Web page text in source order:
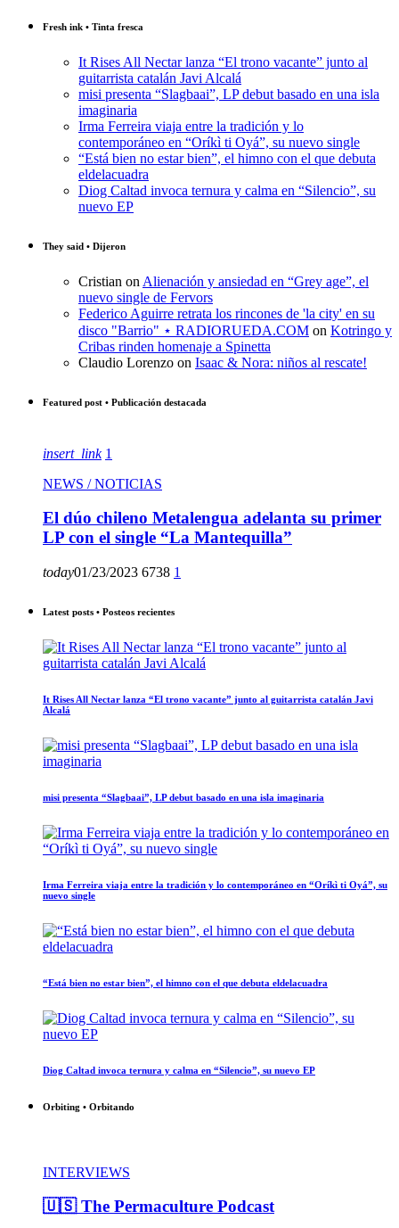
Fresh ink • Tinta fresca
It Rises All Nectar lanza “El trono vacante” junto al
guitarrista catalán Javi Alcalá
misi presenta “Slagbaai”, LP debut basado en una isla
imaginaria
Irma Ferreira viaja entre la tradición y lo
contemporáneo en “Oríkì ti Oyá”, su nuevo single
“Está bien no estar bien”, el himno con el que debuta
eldelacuadra
Diog Caltad invoca ternura y calma en “Silencio”, su
nuevo EP
They said • Dijeron
Cristian on Alienación y ansiedad en “Grey age”, el
nuevo single de Fervors
Federico Aguirre retrata los rincones de 'la city' en su
disco "Barrio" ⋆ RADIORUEDA.COM on Kotringo y
Cribas rinden homenaje a Spinetta
Claudio Lorenzo on Isaac & Nora: niños al rescate!
Featured post • Publicación destacada
insert_link 1
NEWS / NOTICIAS
El dúo chileno Metalengua adelanta su primer
LP con el single “La Mantequilla”
today01/23/2023 6738 1
Latest posts • Posteos recientes
It Rises All Nectar lanza “El trono vacante” junto al guitarrista catalán Javi
Alcalá
misi presenta “Slagbaai”, LP debut basado en una isla imaginaria
Irma Ferreira viaja entre la tradición y lo contemporáneo en “Oríkì ti Oyá”, su
nuevo single
“Está bien no estar bien”, el himno con el que debuta eldelacuadra
Diog Caltad invoca ternura y calma en “Silencio”, su nuevo EP
Orbiting • Orbitando
INTERVIEWS
🇺🇸 The Permaculture Podcast